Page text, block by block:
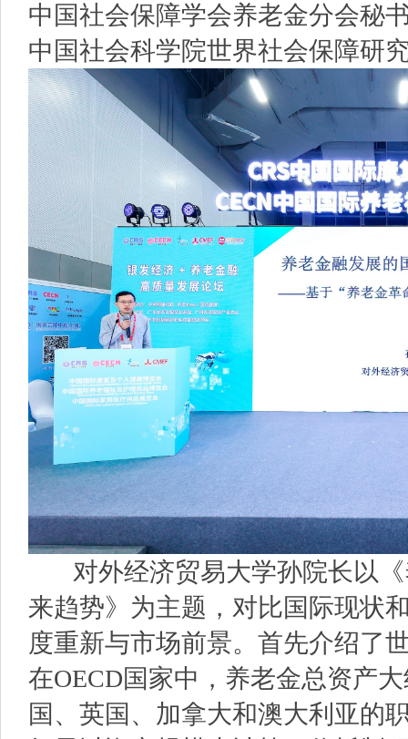
中国社会保障学会养老金分会秘
中国社会科学院世界社会保障研
对外经济贸易大学孙院长以《
来趋势》为主题，对比国际现状
度重新与市场前景。首先介绍了
在OECD国家中，养老金总资产
国、英国、加拿大和澳大利亚的